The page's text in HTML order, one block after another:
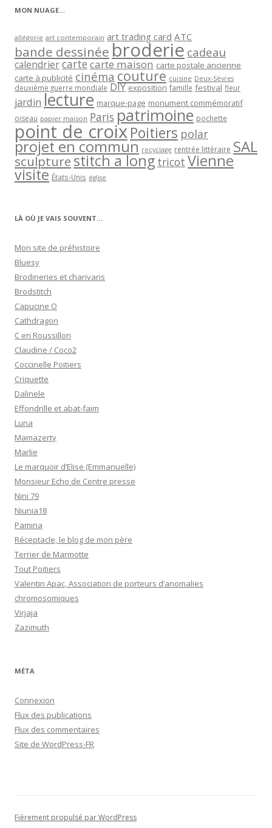
MON NUAGE…
allégorie art contemporain art trading card ATC
bande dessinée broderie cadeau
calendriercartecarte maison carte postale ancienne
carte à publicité cinéma couture cuisine Deux-Sèvres
deuxième guerre mondiale DIY exposition famille festival fleur
jardin lecture marque-page monument commémoratif
oiseau papier maison Paris patrimoine pochette
point de croixPoitiers polar
projet en commun recyclage rentrée littéraire SAL
sculpturestitch a long tricot Vienne
visite États-Unis église
LÀ OÙ JE VAIS SOUVENT…
Mon site de préhistoire
Bluesy
Brodineries et charivaris
Brodstitch
Capucine O
Cathdragon
C en Roussillon
Claudine / Coco2
Coccinelle Poitiers
Criquette
Dalinele
Effondrille et abat-faim
Luna
Mamazerty
Marlie
Le marquoir d’Elise (Emmanuelle)
Monsieur Echo de Centre presse
Nini 79
Niunia18
Pamina
Réceptacle, le blog de mon père
Terrier de Marmotte
Tout Poitiers
Valentin Apac, Association de porteurs d’anomalies
chromosomiques
Virjaja
Zazimuth
MÉTA
Connexion
Flux des publications
Flux des commentaires
Site de WordPress-FR
Fièrement propulsé par WordPress